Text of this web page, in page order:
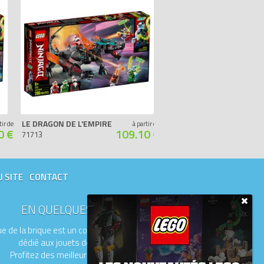
de
€
LE DRAGON DE L'EMPIRE
71713
à partir de
109.10 €
SITE CONTACT
EN QUELQUES MOTS
de la brique est un comparateur de prix
dédié aux jouets de la marque LEGO.
Profitez des meilleurs prix du moment.